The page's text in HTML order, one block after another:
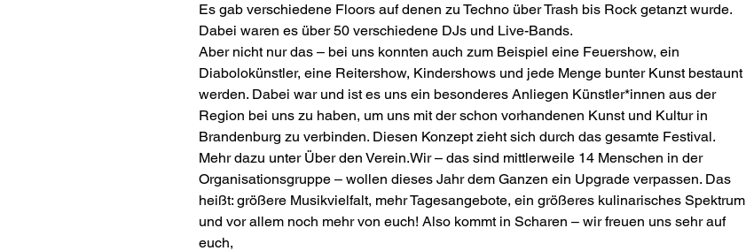
Es gab verschiedene Floors auf denen zu Techno über Trash bis Rock getanzt wurde.
Dabei waren es über 50 verschiedene DJs und Live-Bands.
Aber nicht nur das – bei uns konnten auch zum Beispiel eine Feuershow, ein
Diabolokünstler, eine Reitershow, Kindershows und jede Menge bunter Kunst bestaunt
werden. Dabei war und ist es uns ein besonderes Anliegen Künstler*innen aus der
Region bei uns zu haben, um uns mit der schon vorhandenen Kunst und Kultur in
Brandenburg zu verbinden. Diesen Konzept zieht sich durch das gesamte Festival.
Mehr dazu unter Über den Verein.Wir – das sind mittlerweile 14 Menschen in der
Organisationsgruppe – wollen dieses Jahr dem Ganzen ein Upgrade verpassen. Das
heißt: größere Musikvielfalt, mehr Tagesangebote, ein größeres kulinarisches Spektrum
und vor allem noch mehr von euch! Also kommt in Scharen – wir freuen uns sehr auf
euch,